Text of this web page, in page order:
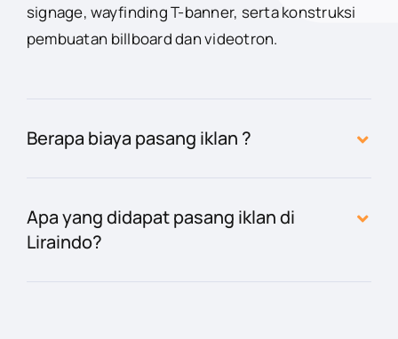
signage, wayfinding T-banner, serta konstruksi
pembuatan billboard dan videotron.
Berapa biaya pasang iklan ?
Apa yang didapat pasang iklan di
Liraindo?